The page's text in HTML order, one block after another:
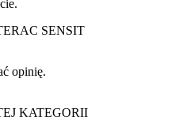
SENSIT
opinię.
KATEGORII